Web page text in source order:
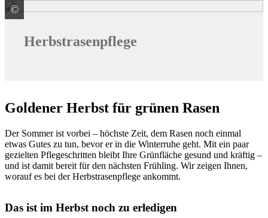
© © maxbelchenko/ stock.adobe.com
Herbstrasenpflege
Goldener Herbst für grünen Rasen
Der Sommer ist vorbei – höchste Zeit, dem Rasen noch einmal
etwas Gutes zu tun, bevor er in die Winterruhe geht. Mit ein paar
gezielten Pflegeschritten bleibt Ihre Grünfläche gesund und kräftig –
und ist damit bereit für den nächsten Frühling. Wir zeigen Ihnen,
worauf es bei der Herbstrasenpflege ankommt.
Das ist im Herbst noch zu erledigen